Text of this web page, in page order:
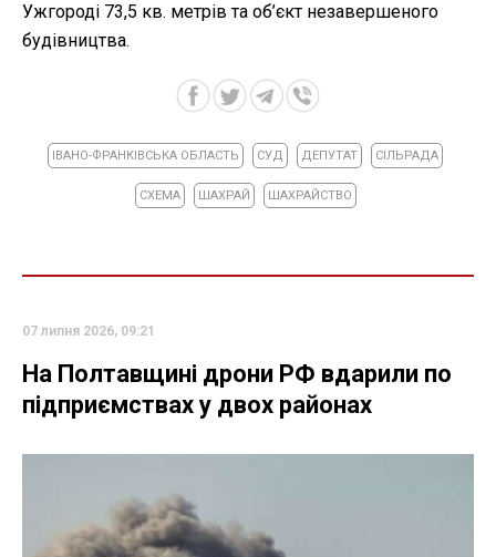
Ужгороді 73,5 кв. метрів та об’єкт незавершеного
будівництва.
ІВАНО-ФРАНКІВСЬКА ОБЛАСТЬ СУД ДЕПУТАТ СІЛЬРАДА
СХЕМА ШАХРАЙ ШАХРАЙСТВО
07 липня 2026, 09:21
На Полтавщині дрони РФ вдарили по
підприємствах у двох районах